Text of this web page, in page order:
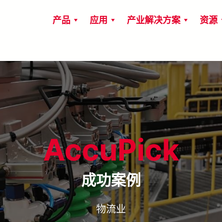
产品 应用 产业解决方案 资源
AccuPick
成功案例
物流业